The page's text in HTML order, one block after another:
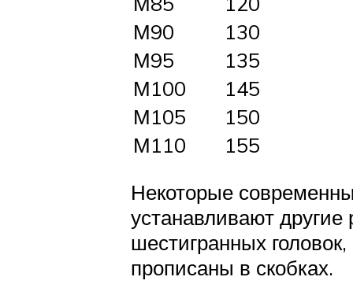
М90
130
М95
135
М100
145
М105
150
М110
155
Некоторые
устанавливают
шестигранных
прописаны в скобках.